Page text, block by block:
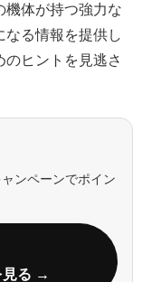
機体が持つ強力な
る情報を提供し
ヒントを見逃さ
ンペーンでポイン
見る →